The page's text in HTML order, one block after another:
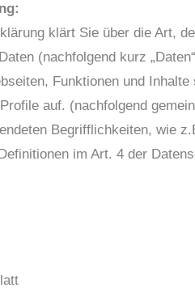
klärt Sie über die Art,
(nachfolgend kurz
Funktionen und
auf. (nachfolgend
Begrifflichkeiten, wie
im Art. 4 der